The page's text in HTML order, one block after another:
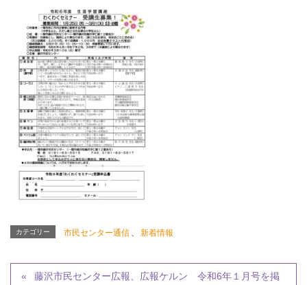
カテゴリー 市民センター通信 、 新着情報
藤沢市民センター広報、広報ケルン 令和6年１月号を掲